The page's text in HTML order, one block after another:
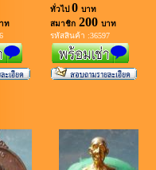
ท
ทั่วไป 0 บาท
สมาชิก200 บาท
รหัสสินค้า :36597